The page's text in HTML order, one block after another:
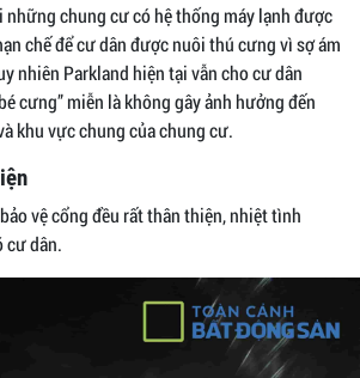
chung cư có hệ thống máy lạnh được
chế để cư dân được nuôi thú cưng vì sợ ám
nhiên Parkland hiện tại vẫn cho cư dân
cưng” miễn là không gây ảnh hưởng đến
khu vực chung của chung cư.
vệ cổng đều rất thân thiện, nhiệt tình
cư dân.